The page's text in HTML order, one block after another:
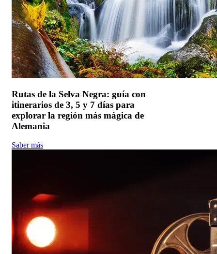
Rutas de la Selva Negra: guía con
itinerarios de 3, 5 y 7 días para
explorar la región más mágica de
Alemania
Saber más